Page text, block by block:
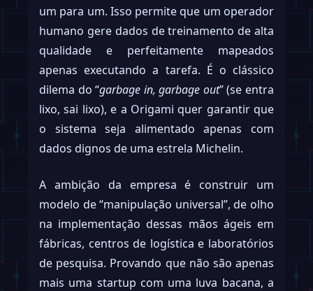
um para um. Isso permite que um operador
humano gere dados de treinamento de alta
qualidade e perfeitamente mapeados
apenas executando a tarefa. É o clássico
dilema do “garbage in, garbage out” (se entra
lixo, sai lixo), e a Origami quer garantir que
o sistema seja alimentado apenas com
dados dignos de uma estrela Michelin.
A ambição da empresa é construir um
modelo de “manipulação universal”, de olho
na implementação dessas mãos ágeis em
fábricas, centros de logística e laboratórios
de pesquisa. Provando que não são apenas
mais uma startup com uma luva bacana, a